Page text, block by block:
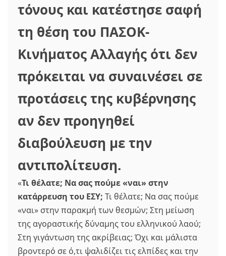
τόνους και κατέστησε σαφή
τη θέση του ΠΑΣΟΚ-
Κινήματος Αλλαγής ότι δεν
πρόκειται να συναινέσει σε
προτάσεις της κυβέρνησης
αν δεν προηγηθεί
διαβούλευση με την
αντιπολίτευση.
«Τι θέλατε; Να σας πούμε «ναι» στην
κατάρρευση του ΕΣΥ; Τι θέλατε; Να σας πούμε
«ναι» στην παρακμή των θεσμών; Στη μείωση
της αγοραστικής δύναμης του ελληνικού λαού;
Στη γιγάντωση της ακρίβειας; Όχι και μάλιστα
βροντερό σε ό,τι ψαλιδίζει τις ελπίδες και την